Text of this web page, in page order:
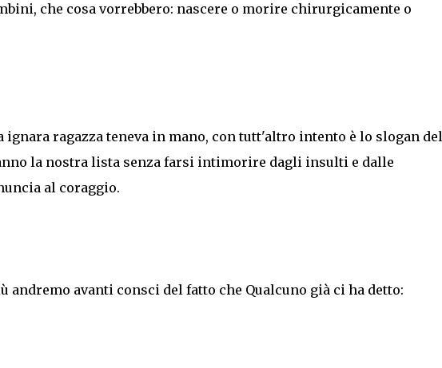
che cosa vorrebbero: nascere o morire chirurgicamente o
ignara ragazza teneva in mano, con tutt'altro intento è lo slogan
la nostra lista senza farsi intimorire dagli insulti e dalle
al coraggio.
andremo avanti consci del fatto che Qualcuno già ci ha detto: